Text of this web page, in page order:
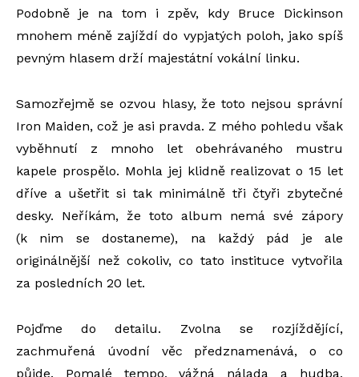
Podobně je na tom i zpěv, kdy Bruce Dickinson
mnohem méně zajíždí do vypjatých poloh, jako spíš
pevným hlasem drží majestátní vokální linku.
Samozřejmě se ozvou hlasy, že toto nejsou správní
Iron Maiden, což je asi pravda. Z mého pohledu však
vyběhnutí z mnoho let obehrávaného mustru
kapele prospělo. Mohla jej klidně realizovat o 15 let
dříve a ušetřit si tak minimálně tři čtyři zbytečné
desky. Neříkám, že toto album nemá své zápory
(k nim se dostaneme), na každý pád je ale
originálnější než cokoliv, co tato instituce vytvořila
za posledních 20 let.
Pojďme do detailu. Zvolna se rozjíždějící,
zachmuřená úvodní věc předznamenává, o co
půjde. Pomalé tempo, vážná nálada a hudba,